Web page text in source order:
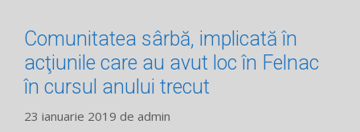
Comunitatea sârbă, implicată în
acţiunile care au avut loc în Felnac
în cursul anului trecut
23 ianuarie 2019 de admin